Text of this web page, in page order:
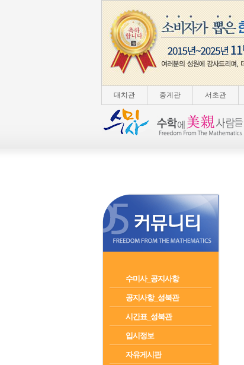
대치관 중계관 서초관
수미사_공지사항
공지사항_성북관
시간표_성북관
입시정보
자유게시판